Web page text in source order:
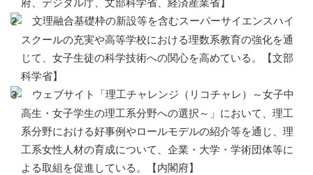
文理融合基礎枠の新設等を含むスーパーサイエンスハイ
スクールの充実や高等学校における理数系教育の強化を通
じて、女子生徒の科学技術への関心を高めている。【文部
科学省】
ウェブサイト「理工チャレンジ（リコチャレ）～女子中
高生・女子学生の理工系分野への選択～」において、理工
系分野における好事例やロールモデルの紹介等を通じ、理
工系女性人材の育成について、企業・大学・学術団体等に
よる取組を促進している。【内閣府】